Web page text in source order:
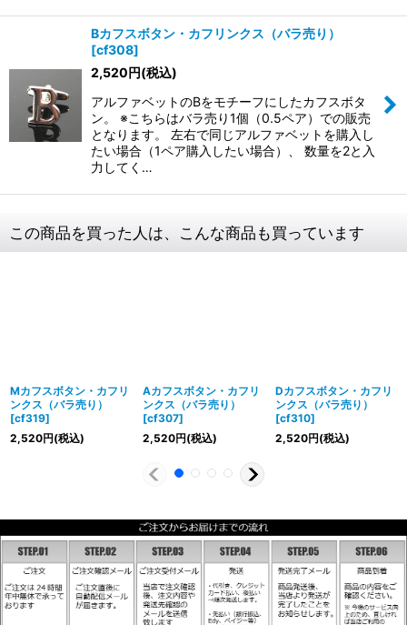
Bカフスボタン・カフリンクス（バラ売り）
[cf308]
2,520円(税込)
アルファベットのBをモチーフにしたカフスボタ
ン。 ※こちらはバラ売り1個（0.5ペア）での販売
となります。 左右で同じアルファベットを購入し
たい場合（1ペア購入したい場合）、 数量を2と入
力してく…
この商品を買った人は、こんな商品も買っています
Mカフスボタン・カフリ
ンクス（バラ売り）
[cf319]
2,520円(税込)
Aカフスボタン・カフリ
ンクス（バラ売り）
[cf307]
2,520円(税込)
Dカフスボタン・カフリ
ンクス（バラ売り）
[cf310]
2,520円(税込)